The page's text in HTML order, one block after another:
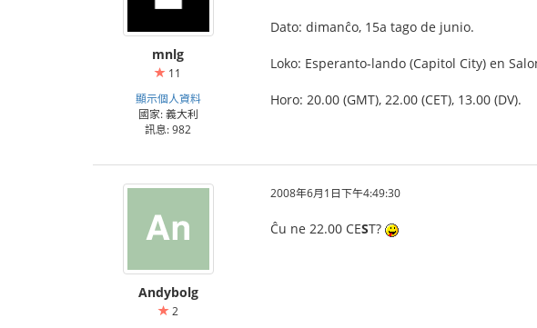
mnlg
11
顯示個人資料
國家: 義大利
訊息: 982
Dato: dimanĉo, 15a tago de junio.
Loko: Esperanto-lando (Capitol City) en
Horo: 20.00 (GMT), 22.00 (CET), 13.00 (DV).
Andybolg
2
2008年6月1日下午4:49:30
Ĉu ne 22.00 CEST?